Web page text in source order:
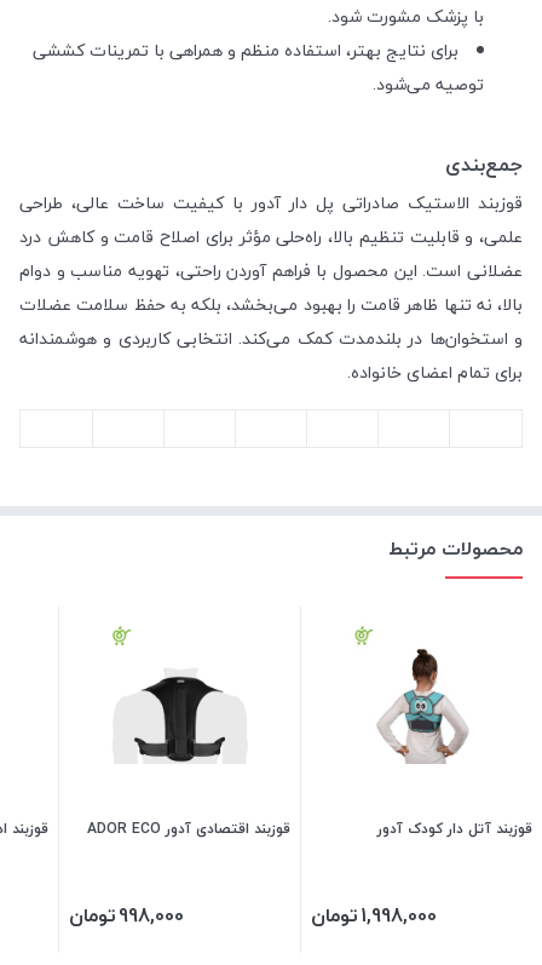
با پزشک مشورت شود.
برای نتایج بهتر، استفاده منظم و همراهی با تمرینات کششی
توصیه می‌شود.
جمع‌بندی
قوزبند الاستیک صادراتی پل دار آدور با کیفیت ساخت عالی، طراحی
علمی، و قابلیت تنظیم بالا، راه‌حلی مؤثر برای اصلاح قامت و کاهش درد
عضلانی است. این محصول با فراهم آوردن راحتی، تهویه مناسب و دوام
بالا، نه تنها ظاهر قامت را بهبود می‌بخشد، بلکه به حفظ سلامت عضلات
و استخوان‌ها در بلندمدت کمک می‌کند. انتخابی کاربردی و هوشمندانه
برای تمام اعضای خانواده.
محصولات مرتبط
قوزبند آتل دار کودک آدور
1,998,000تومان
قوزبند اقتصادی آدور ADOR ECO
998,000تومان
قوزبند